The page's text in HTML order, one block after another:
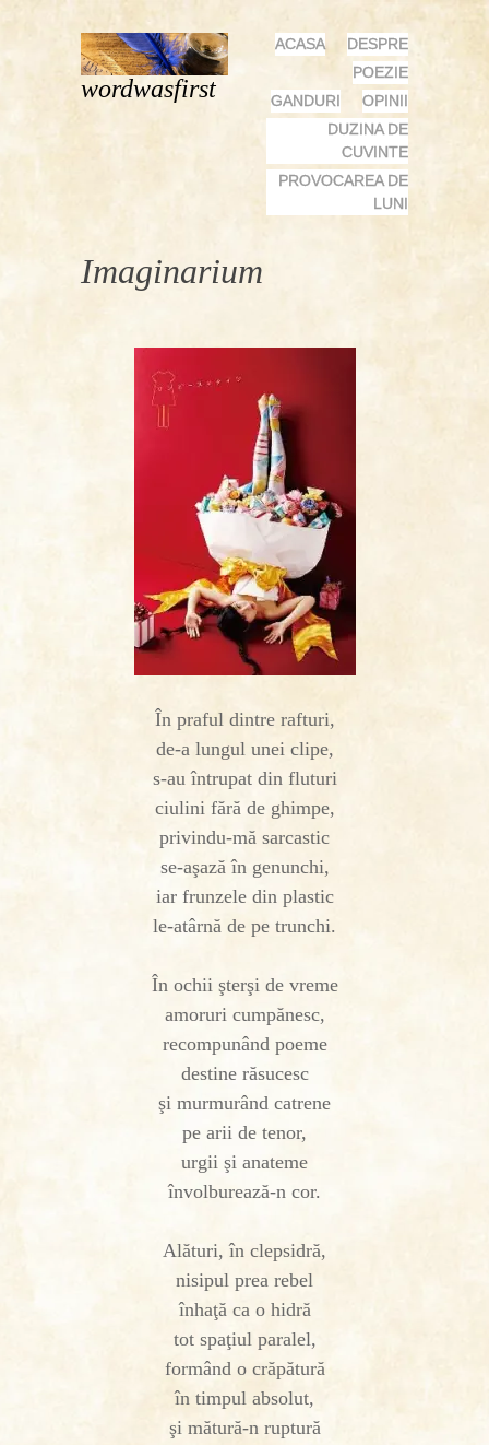
wordwasfirst
MENU
SKIP
CONTENT
ACASA
DESPRE
POEZIE
GANDURI
OPINII
DUZINA DE
CUVINTE
PROVOCAREA DE
LUNI
Imaginarium
În praful dintre rafturi,
de-a lungul unei clipe,
s-au întrupat din fluturi
ciulini fără de ghimpe,
privindu-mă sarcastic
se-aşază în genunchi,
iar frunzele din plastic
le-atârnă de pe trunchi.
În ochii şterşi de vreme
amoruri cumpănesc,
recompunând poeme
destine răsucesc
şi murmurând catrene
pe arii de tenor,
urgii şi anateme
învolburează-n cor.
Alături, în clepsidră,
nisipul prea rebel
înhaţă ca o hidră
tot spaţiul paralel,
formând o crăpătură
în timpul absolut,
şi mătură-n ruptură